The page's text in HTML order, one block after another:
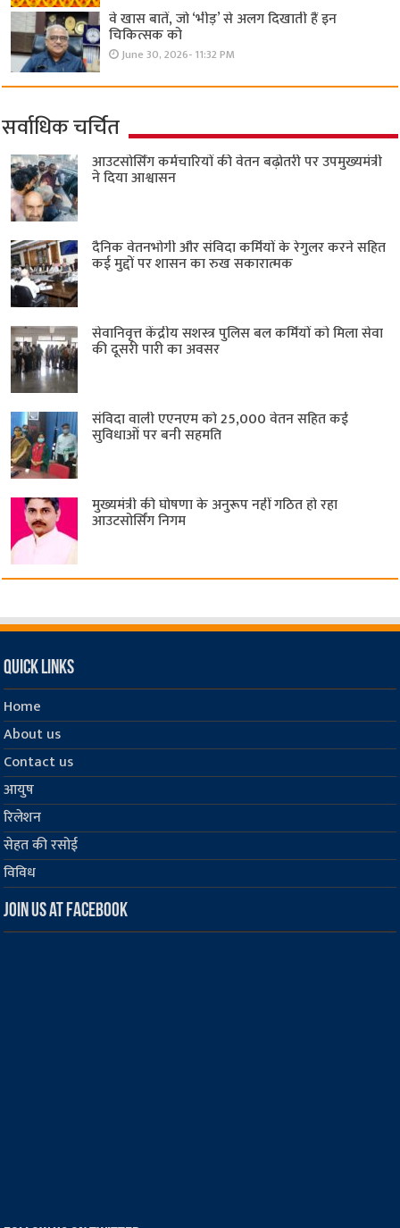
वे खास बातें, जो ‘भीड़’ से अलग दिखाती हैं इन
चिकित्सक को
June 30, 2026- 11:32 PM
सर्वाधिक चर्चित
आउटसोर्सिंग कर्मचारियों की वेतन बढ़ोतरी पर उपमुख्यमंत्री
ने दिया आश्वासन
दैनिक वेतनभोगी और संविदा कर्मियों के रेगुलर करने सहित
कई मुद्दों पर शासन का रुख सकारात्मक
सेवानिवृत्त केंद्रीय सशस्त्र पुलिस बल ​कर्मियों को मिला सेवा
की दूसरी पारी का अवसर
संविदा वाली एएनएम को 25,000 वेतन सहित कई
सुविधाओं पर बनी सहमति
मुख्यमंत्री की घोषणा के अनुरूप नहीं गठित हो रहा
आउटसोर्सिंग निगम
Quick Links
Home
About us
Contact us
आयुष
रिलेशन
सेहत की रसोई
विविध
Join us at Facebook